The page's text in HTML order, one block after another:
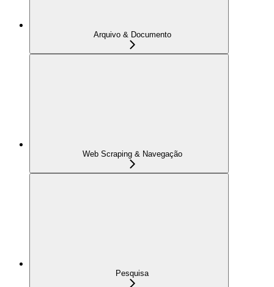
Arquivo & Documento
Web Scraping & Navegação
Pesquisa